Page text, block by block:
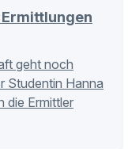
Ermittlungen
geht noch
Studentin Hanna
die Ermittler